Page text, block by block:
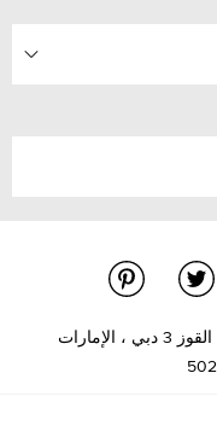
الوحدة R-10، مركز كيو إيست التجاري، القوز 3 دبي ، الإمارات